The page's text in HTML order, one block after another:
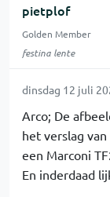
pietplof
Golden Member
festina lente
dinsdag 12 juli
Arco; De
het verslag
een Marconi
En inderdaad